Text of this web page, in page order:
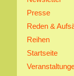
Presse
Reden &
Reihen
Startseite